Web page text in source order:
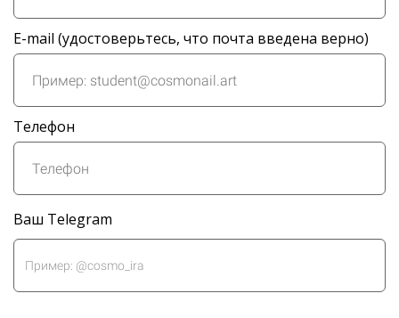
E-mail (удостоверьтесь, что почта введена верно)
Телефон
Ваш Telegram